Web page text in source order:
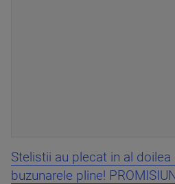
Stelistii au plecat in al
buzunarele pline!